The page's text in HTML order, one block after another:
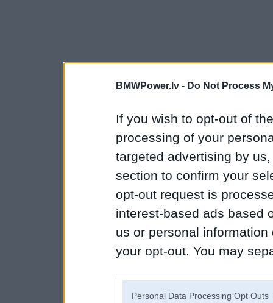
BMWPower.lv - Do Not Process
If you wish to opt-out of
processing of your
targeted advertising by
section to confirm your
opt-out request is
interest-based ads based
us or personal
your opt-out. You may
Personal Data Processing Opt Outs